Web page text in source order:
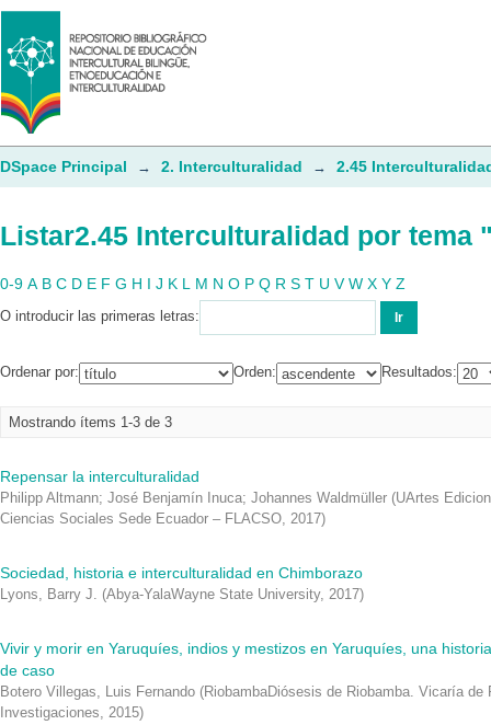
Listar2.45 Interculturalidad por tema
DSpace Principal → 2. Interculturalidad → 2.45
Listar2.45 Interculturalidad por tema
0-9 A B C D E F G H I J K L M N O P Q R S T U V W X Y Z
O introducir las primeras letras:
Ordenar por: Orden: Resultados:
Mostrando ítems 1-3 de 3
Repensar la interculturalidad
Philipp Altmann; José Benjamín Inuca; Johannes Waldmüller (UArtes
Ciencias Sociales Sede Ecuador – FLACSO, 2017)
Sociedad, historia e interculturalidad en Chimborazo
Lyons, Barry J. (Abya-YalaWayne State University, 2017)
Vivir y morir en Yaruquíes, indios y mestizos en Yaruquíes, una
de caso
Botero Villegas, Luis Fernando (RiobambaDiósesis de Riobamba. Vicaría
Investigaciones, 2015)